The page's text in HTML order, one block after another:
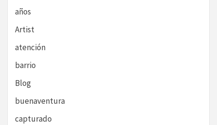
años
Artist
atención
barrio
Blog
buenaventura
capturado